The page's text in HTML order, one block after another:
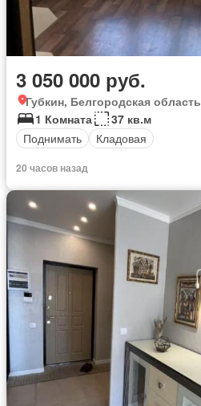
3 050 000 руб.
Губкин, Белгородская область
1 Комната
37 кв.м
Поднимать
Кладовая
20 часов назад